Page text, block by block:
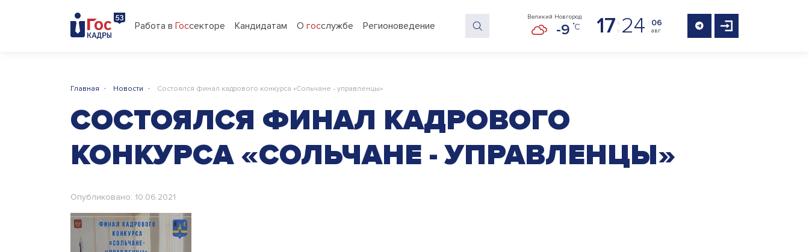
Работа в Госсекторе Кандидатам О госслужбе Регионоведение
Великий Новгород
-9 17 24 06
авг
Главная · Новости · Состоялся финал кадрового конкурса «Сольчане - управленцы»
СОСТОЯЛСЯ ФИНАЛ КАДРОВОГО
КОНКУРСА «СОЛЬЧАНЕ - УПРАВЛЕНЦЫ»
Опубликовано: 10.06.2021